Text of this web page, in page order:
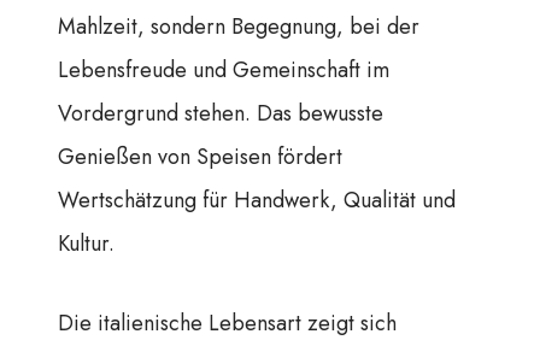
Mahlzeit, sondern Begegnung, bei der
Lebensfreude und Gemeinschaft im
Vordergrund stehen. Das bewusste
Genießen von Speisen fördert
Wertschätzung für Handwerk, Qualität und
Kultur.
Die italienische Lebensart zeigt sich